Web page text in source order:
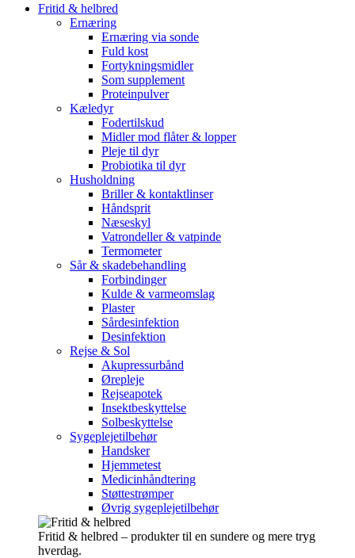
Fritid & helbred
Ernæring
Ernæring via sonde
Fuld kost
Fortykningsmidler
Som supplement
Proteinpulver
Kæledyr
Fodertilskud
Midler mod flåter & lopper
Pleje til dyr
Probiotika til dyr
Husholdning
Briller & kontaktlinser
Håndsprit
Næseskyl
Vatrondeller & vatpinde
Termometer
Sår & skadebehandling
Forbindinger
Kulde & varmeomslag
Plaster
Sårdesinfektion
Desinfektion
Rejse & Sol
Akupressurbånd
Ørepleje
Rejseapotek
Insektbeskyttelse
Solbeskyttelse
Sygeplejetilbehør
Handsker
Hjemmetest
Medicinhåndtering
Støttestrømper
Øvrig sygeplejetilbehør
Fritid & helbred – produkter til en sundere og mere tryg
hverdag.